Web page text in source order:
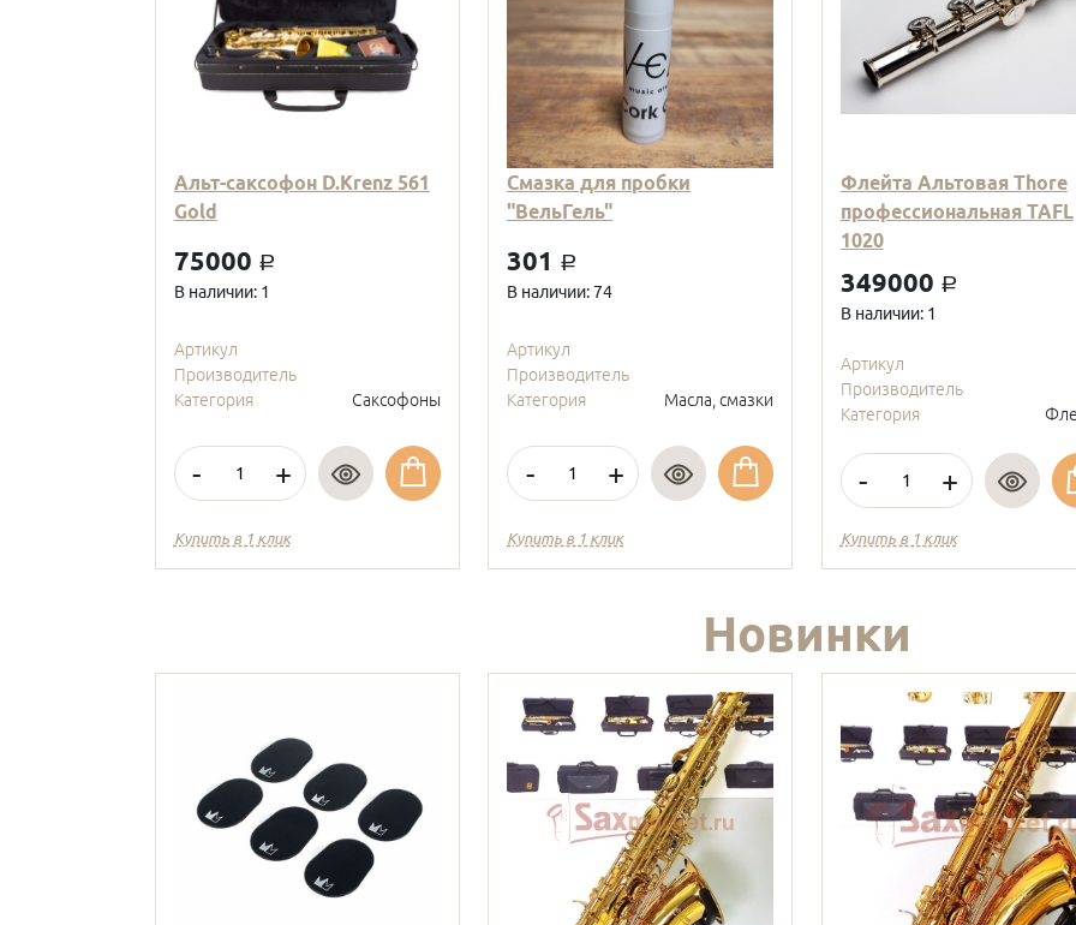
Альт-саксофон D.Krenz 561
Gold
75000 a
В наличии: 1
Артикул
Производитель
Категория
Саксофоны
- +
Купить в 1 клик
Смазка для пробки
"ВельГель"
301 a
В наличии: 74
Артикул
Производитель
Категория
Масла, смазки
- +
Купить в 1 клик
Флейта Альтовая Thore
профессиональная TAFL
1020
349000 a
В наличии: 1
Артикул
Производитель
Категория
- +
Купить в 1 клик
Новинки